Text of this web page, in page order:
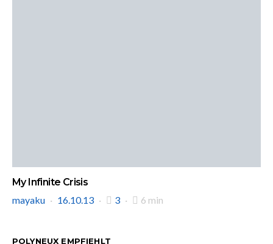
My Infinite Crisis
mayaku
16.10.13 3 6 min
POLYNEUX EMPFIEHLT